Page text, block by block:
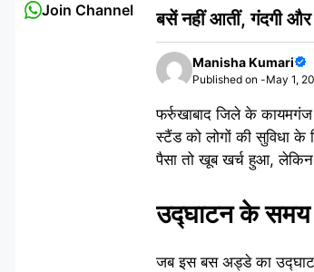
बसें नहीं आतीं, गंदगी और
Manisha Kumari
Published on -May 1,
फर्रुखाबाद जिले के
स्टैंड को लोगों की सुविधा के
पैसा तो खूब खर्च हुआ, लेकिन
उद्घाटन के समय
जब इस बस अड्डे का
Join Channel